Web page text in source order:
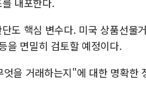
도 핵심 변수다. 미국 상품선물
을 면밀히 검토할 예정이다.
을 거래하는지"에 대한 명확한